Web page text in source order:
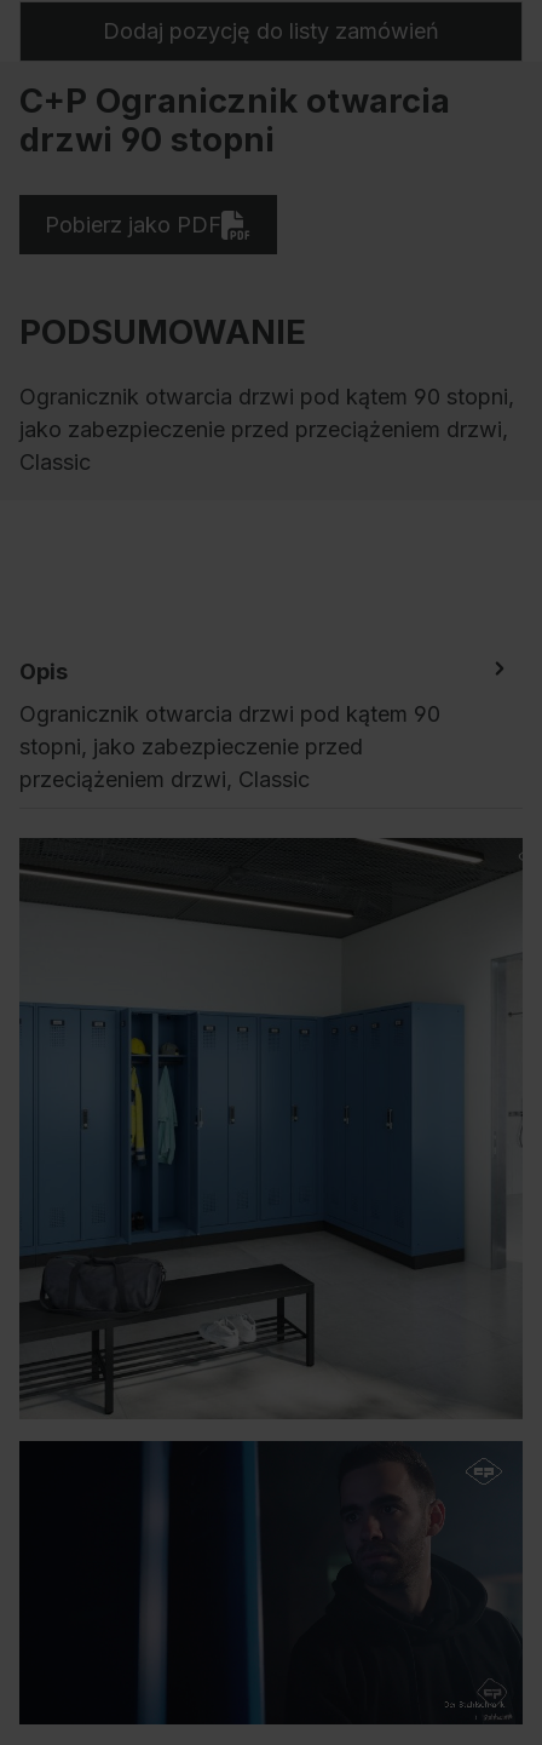
Dodaj pozycję do listy zamówień
C+P Ogranicznik otwarcia
drzwi 90 stopni
Pobierz jako PDF
PODSUMOWANIE
Ogranicznik otwarcia drzwi pod kątem 90 stopni,
jako zabezpieczenie przed przeciążeniem drzwi,
Classic
Opis
Ogranicznik otwarcia drzwi pod kątem 90
stopni, jako zabezpieczenie przed
przeciążeniem drzwi, Classic